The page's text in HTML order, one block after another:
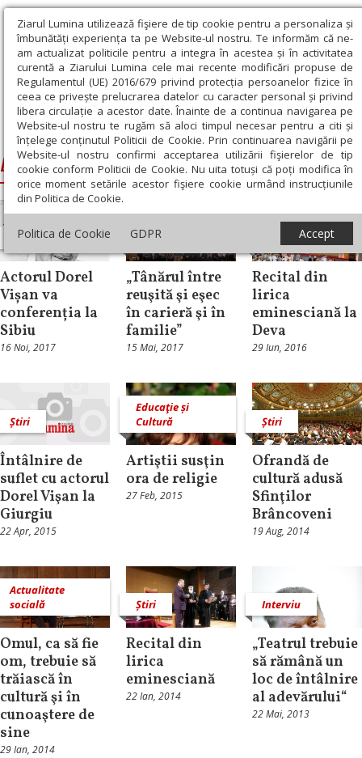
Ziarul Lumina utilizează fişiere de tip cookie pentru a personaliza și
îmbunătăți experiența ta pe Website-ul nostru. Te informăm că ne-
am actualizat politicile pentru a integra în acestea și în activitatea
curentă a Ziarului Lumina cele mai recente modificări propuse de
Regulamentul (UE) 2016/679 privind protecția persoanelor fizice în
ceea ce privește prelucrarea datelor cu caracter personal și privind
libera circulație a acestor date. Înainte de a continua navigarea pe
Website-ul nostru te rugăm să aloci timpul necesar pentru a citi și
înțelege conținutul Politicii de Cookie. Prin continuarea navigării pe
Website-ul nostru confirmi acceptarea utilizării fişierelor de tip
cookie conform Politicii de Cookie. Nu uita totuși că poți modifica în
orice moment setările acestor fişiere cookie urmând instrucțiunile
din Politica de Cookie.
Politica de Cookie GDPR Accept
Ziarul Lumina › Dorel Vișan
Dorel Vișan
Transilvania
Actorul Dorel
Vișan va
conferenția la
Sibiu
16 Noi, 2017
Moldova
„Tânărul între
reuşită şi eşec
în carieră şi în
familie”
15 Mai, 2017
Transilvania
Recital din
lirica
eminesciană la
Deva
29 Iun, 2016
Știri
Întâlnire de
suflet cu actorul
Dorel Vişan la
Giurgiu
22 Apr, 2015
Educaţie și
Cultură
Artiştii susţin
ora de religie
27 Feb, 2015
Știri
Ofrandă de
cultură adusă
Sfinţilor
Brâncoveni
19 Aug, 2014
Actualitate
socială
Omul, ca să fie
om, trebuie să
trăiască în
cultură şi în
cunoaştere de
sine
29 Ian, 2014
Știri
Recital din
lirica
eminesciană
22 Ian, 2014
Interviu
„Teatrul trebuie
să rămână un
loc de întâlnire
al adevărului“
22 Mai, 2013